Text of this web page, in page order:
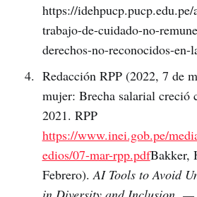
https://
trabajo-de-cuidado-no-
derechos-no-reconocidos-en-
Redacción RPP (2022, 7 de
mujer: Brecha salarial creció
2021. RPP
https://www.inei.gob.pe/
edios/07-mar-rpp.pdfBakker,
Febrero).AI Tools to Avoid